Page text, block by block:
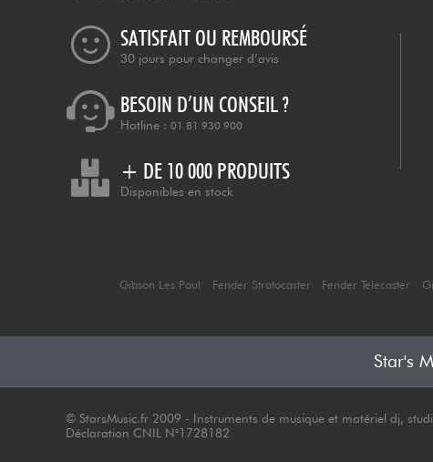
SATISFAIT OU REMBOURSÉ
30 jours pour changer d’avis
BESOIN D’UN CONSEIL ?
Hotline : 01 81 930 900
+ DE 10 000 PRODUITS
Disponibles en stock
Gibson Les Paul Fender Stratocaster Fender Telecaster
Star's
© StarsMusic.fr 2009 - Instruments de musique et matériel dj,
Déclaration CNIL N°1728182